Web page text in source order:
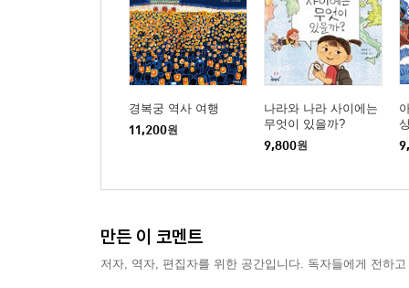
경복궁 역사 여행
11,200원
나라와 나라 사이에는
무엇이 있을까?
9,800원
만든 이 코멘트
저자, 역자, 편집자를 위한 공간입니다. 독자들에게 전하